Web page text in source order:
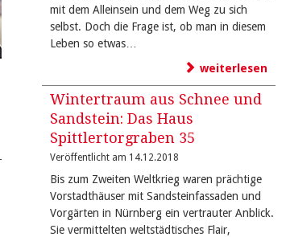
mit dem Alleinsein und dem Weg zu sich
selbst. Doch die Frage ist, ob man in diesem
Leben so etwas…
weiterlesen
Wintertraum aus Schnee und
Sandstein: Das Haus
Spittlertorgraben 35
Veröffentlicht am 14.12.2018
Bis zum Zweiten Weltkrieg waren prächtige
Vorstadthäuser mit Sandsteinfassaden und
Vorgärten in Nürnberg ein vertrauter Anblick.
Sie vermittelten weltstädtisches Flair,